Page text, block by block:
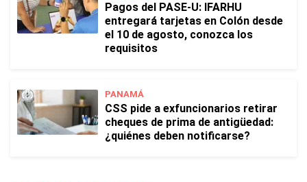
Pagos del PASE-U: IFARHU
entregará tarjetas en Colón desde
el 10 de agosto, conozca los
requisitos
PANAMÁ
CSS pide a exfuncionarios retirar
cheques de prima de antigüedad:
¿quiénes deben notificarse?